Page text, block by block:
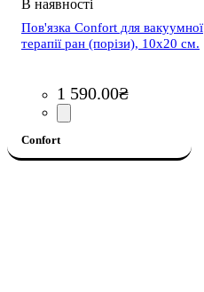
Пов'язка Confort для вакуумної
терапії ран (порізи), 10x20 см.
1 590.00₴
Confort